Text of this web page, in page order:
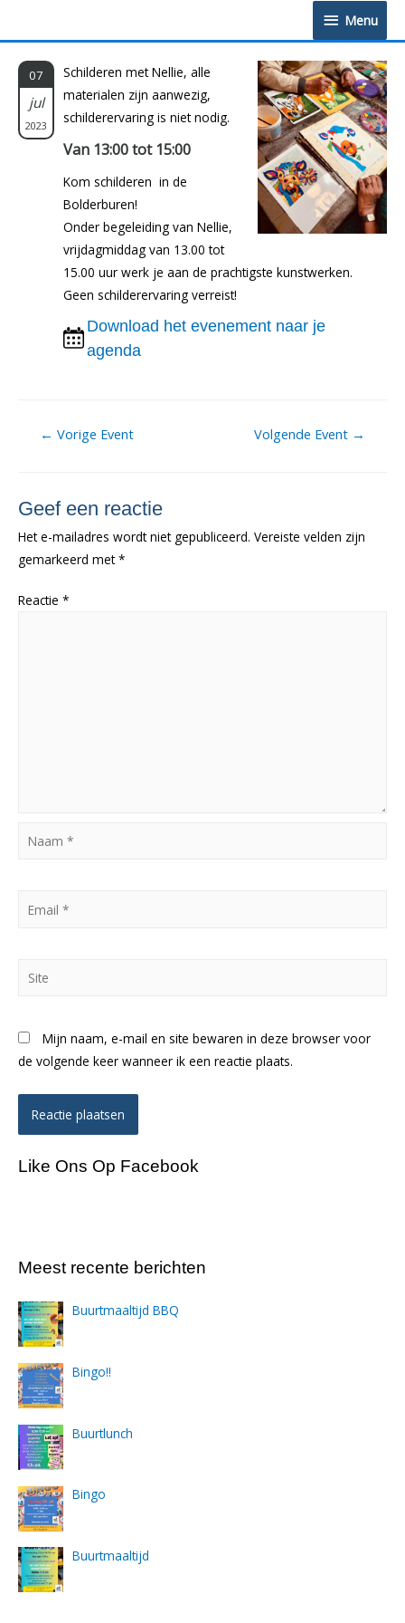
Menu
Menu
07
jul
2023
Schilderen met Nellie, alle
materialen zijn aanwezig,
schilderervaring is niet nodig.
Van 13:00 tot 15:00
Kom schilderen in de
Bolderburen!
Onder begeleiding van Nellie,
vrijdagmiddag van 13.00 tot
15.00 uur werk je aan de prachtigste kunstwerken.
Geen schilderervaring verreist!
Download het evenement naar je
agenda
Berichtnavigatie
← Vorige Event Volgende Event →
Geef een reactie
Het e-mailadres wordt niet gepubliceerd. Vereiste velden zijn
gemarkeerd met*
Reactie *
Naam
Mijn naam, e-mail en site bewaren in deze browser voor
de volgende keer wanneer ik een reactie plaats.
Like Ons Op Facebook
Meest recente berichten
Buurtmaaltijd BBQ
Bingo!!
Buurtlunch
Bingo
Buurtmaaltijd